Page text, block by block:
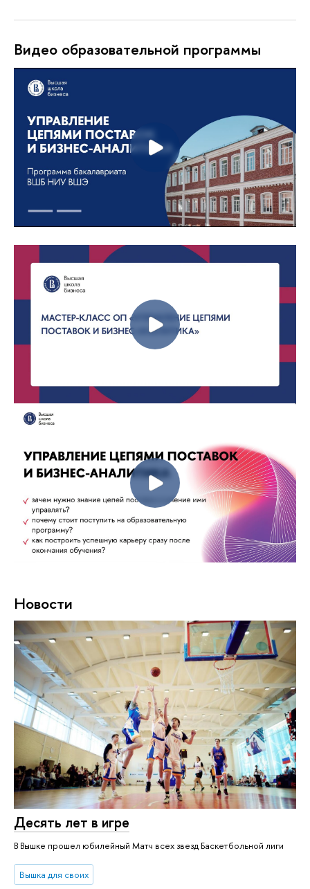
Видео образовательной программы
Новости
Десять лет в игре
В Вышке прошел юбилейный Матч всех звезд Баскетбольной лиги
Вышка для своих